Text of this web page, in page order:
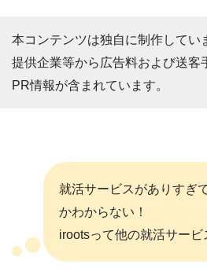
本コンテンツは独自に制作してい
提供企業等から広告料および送客
PR情報が含まれています。
就活サービスがありすぎ
かわからない！
irootsって他の就活サービ